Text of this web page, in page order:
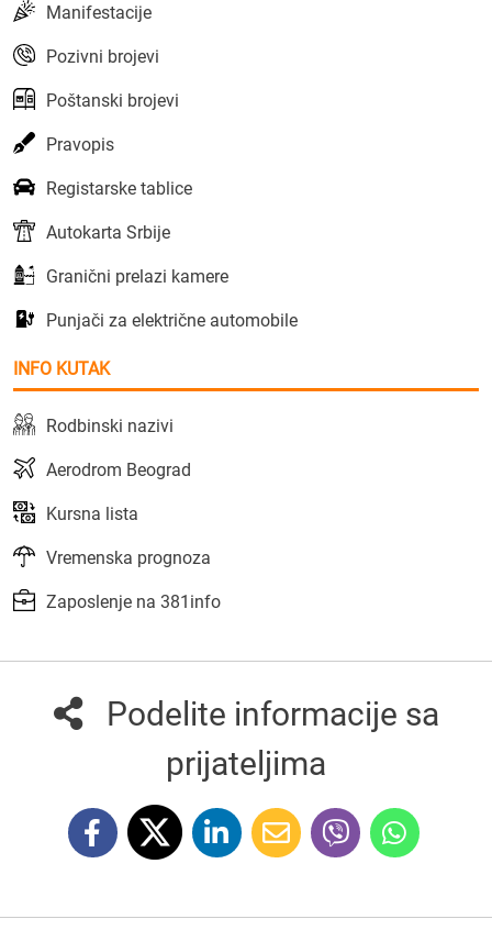
Manifestacije
Pozivni brojevi
Poštanski brojevi
Pravopis
Registarske tablice
Autokarta Srbije
Granični prelazi kamere
Punjači za električne automobile
INFO KUTAK
Rodbinski nazivi
Aerodrom Beograd
Kursna lista
Vremenska prognoza
Zaposlenje na 381info
Podelite informacije sa
prijateljima